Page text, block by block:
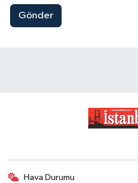
Gönder
Hava Durumu